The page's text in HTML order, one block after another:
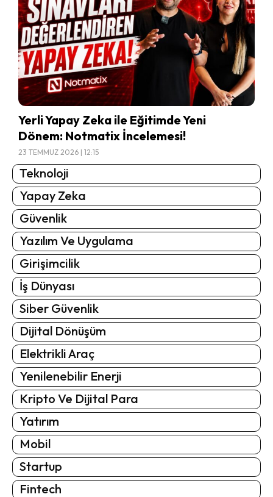
Yerli Yapay Zeka ile Eğitimde Yeni
Dönem: Notmatix İncelemesi!
23 TEMMUZ 2026 | 12:15
Teknoloji
Yapay Zeka
Güvenlik
Yazılım Ve Uygulama
Girişimcilik
İş Dünyası
Siber Güvenlik
Dijital Dönüşüm
Elektrikli Araç
Yenilenebilir Enerji
Kripto Ve Dijital Para
Yatırım
Mobil
Startup
Fintech